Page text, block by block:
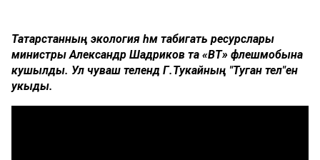
Татарстанның экология һәм табигать ресурслары
министры Александр Шадриков та «ВТ» флешмобына
кушылды. Ул чуваш телендә Г.Тукайның "Туган тел"ен
укыды.